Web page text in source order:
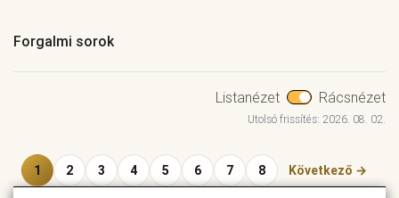
Forgalmi sorok
Listanézet Rácsnézet
Utolsó frissítés: 2026. 08. 02.
1 2 3 4 5 6 7 8 Következő →